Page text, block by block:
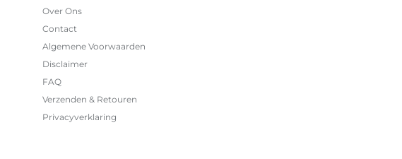
Over Ons
Contact
Algemene Voorwaarden
Disclaimer
FAQ
Verzenden & Retouren
Privacyverklaring